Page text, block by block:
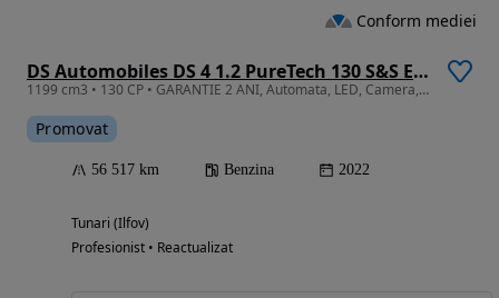
DS Automobiles DS 4 1.2 PureTech 130 S&S EAT8 PERFORMANCE LINE +
1199 cm3 • 130 CP • GARANTIE 2 ANI, Automata, LED, Camera, Piele, HUD, Navi
Promovat
56 517 km Benzina 2022
Tunari (Ilfov)
Profesionist • Reactualizat
Conform mediei